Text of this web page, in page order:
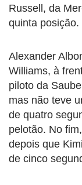
Russell, da
quinta posição.
Alexander
Williams, à
piloto da
mas não teve
de quatro
pelotão. No
depois que
de cinco